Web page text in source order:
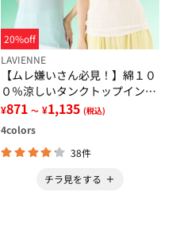
20%off
LAVIENNE
【ムレ嫌いさん必見！】綿１０
０％涼しいタンクトップインナ
ー＜さらりラボ＞
¥871 ～ ¥1,135 (税込)
4colors
38件
チラ見をする